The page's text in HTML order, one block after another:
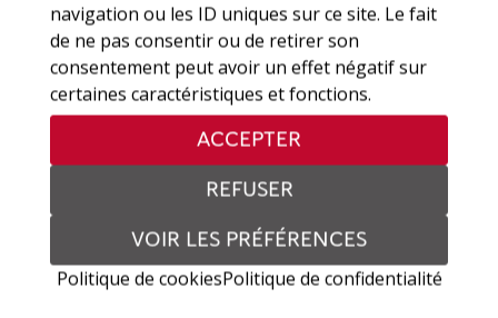
navigation ou les ID uniques sur ce site. Le fait
de ne pas consentir ou de retirer son
consentement peut avoir un effet négatif sur
certaines caractéristiques et fonctions.
ACCEPTER
REFUSER
VOIR LES PRÉFÉRENCES
Politique de cookiesPolitique de confidentialité
Un domaine viticole se pilote à
plusieurs. Nous avons des
collaborateurs qui nous
permettent de nous appuyer sur
leurs compétences :